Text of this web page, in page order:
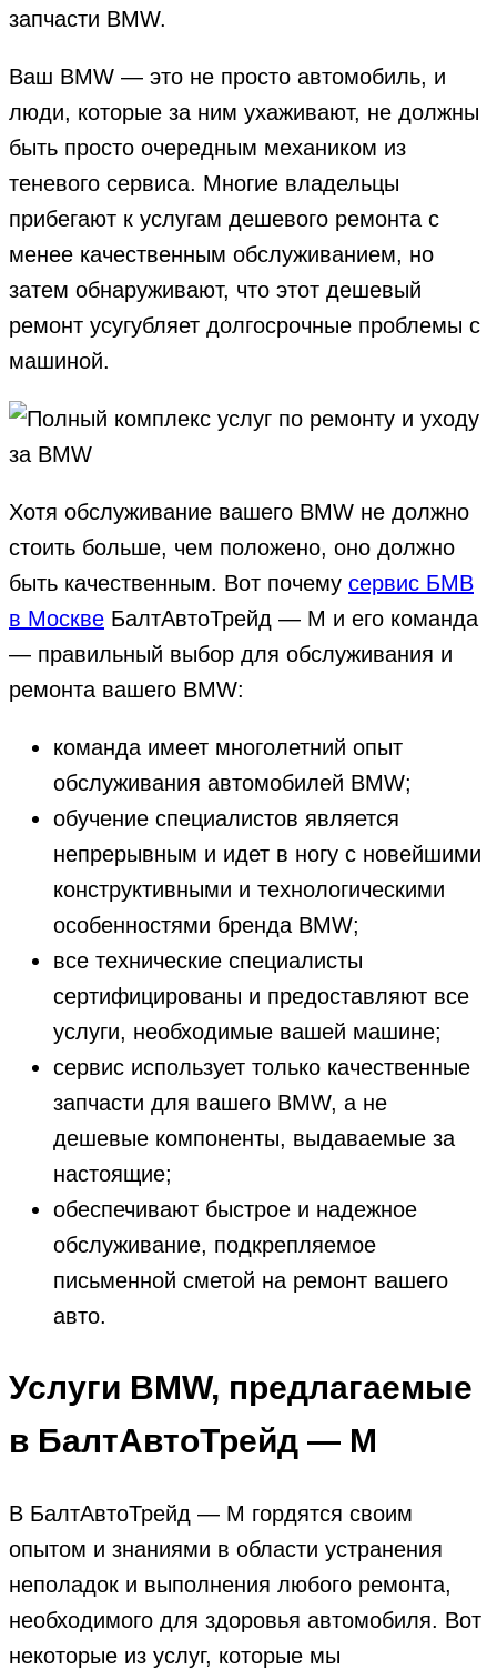
запчасти BMW.
Ваш BMW — это не просто автомобиль, и
люди, которые за ним ухаживают, не должны
быть просто очередным механиком из
теневого сервиса. Многие владельцы
прибегают к услугам дешевого ремонта с
менее качественным обслуживанием, но
затем обнаруживают, что этот дешевый
ремонт усугубляет долгосрочные проблемы с
машиной.
Хотя обслуживание вашего BMW не должно
стоить больше, чем положено, оно должно
быть качественным. Вот почему сервис БМВ
в Москве БалтАвтоТрейд — М и его команда
— правильный выбор для обслуживания и
ремонта вашего BMW:
команда имеет многолетний опыт
обслуживания автомобилей BMW;
обучение специалистов является
непрерывным и идет в ногу с новейшими
конструктивными и технологическими
особенностями бренда BMW;
все технические специалисты
сертифицированы и предоставляют все
услуги, необходимые вашей машине;
сервис использует только качественные
запчасти для вашего BMW, а не
дешевые компоненты, выдаваемые за
настоящие;
обеспечивают быстрое и надежное
обслуживание, подкрепляемое
письменной сметой на ремонт вашего
авто.
Услуги BMW, предлагаемые
в БалтАвтоТрейд — М
В БалтАвтоТрейд — М гордятся своим
опытом и знаниями в области устранения
неполадок и выполнения любого ремонта,
необходимого для здоровья автомобиля. Вот
некоторые из услуг, которые мы